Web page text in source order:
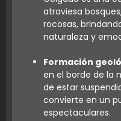
atraviesa
rocosas,
naturaleza y
Formación
en el borde de la
de estar
convierte en un
espectaculares.